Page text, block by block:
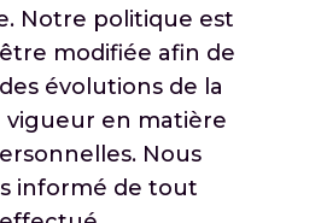
Notre politique est
modifiée afin de
évolutions de la
vigueur en matière
Nous
informé de tout